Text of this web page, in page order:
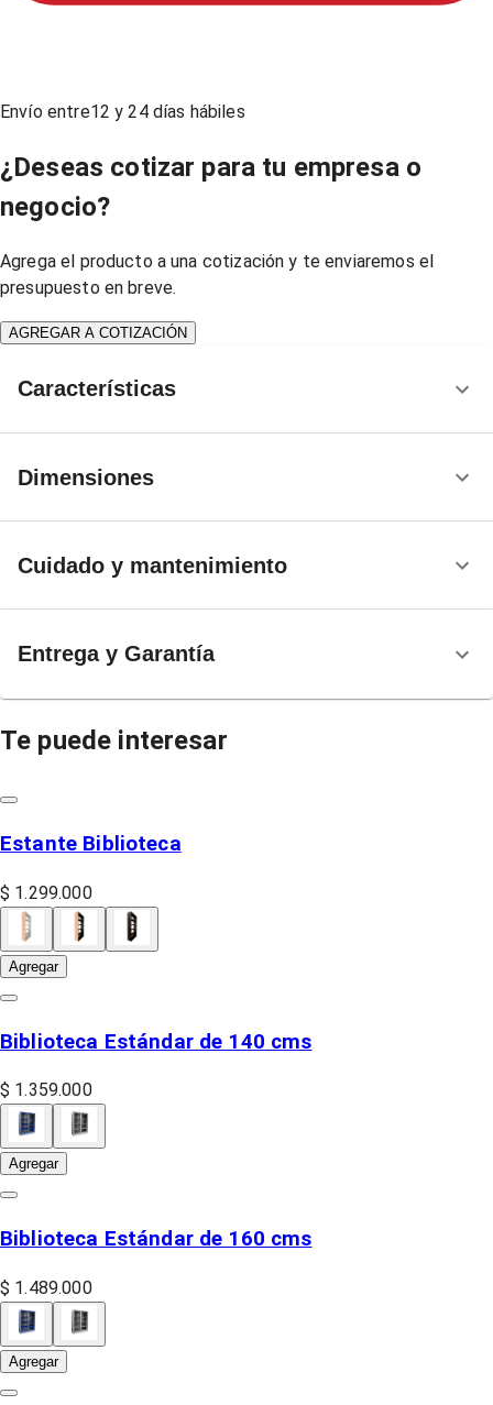
Envío entre12 y24días hábiles
¿Deseas cotizar para tu empresa o
negocio?
Agrega el producto a una cotización y te enviaremos el
presupuesto en breve.
AGREGAR A COTIZACIÓN
Características
Dimensiones
Cuidado y mantenimiento
Entrega y Garantía
Te puede interesar
Estante Biblioteca
$ 1.299.000
Agregar
Biblioteca Estándar de 140 cms
$ 1.359.000
Agregar
Biblioteca Estándar de 160 cms
$ 1.489.000
Agregar